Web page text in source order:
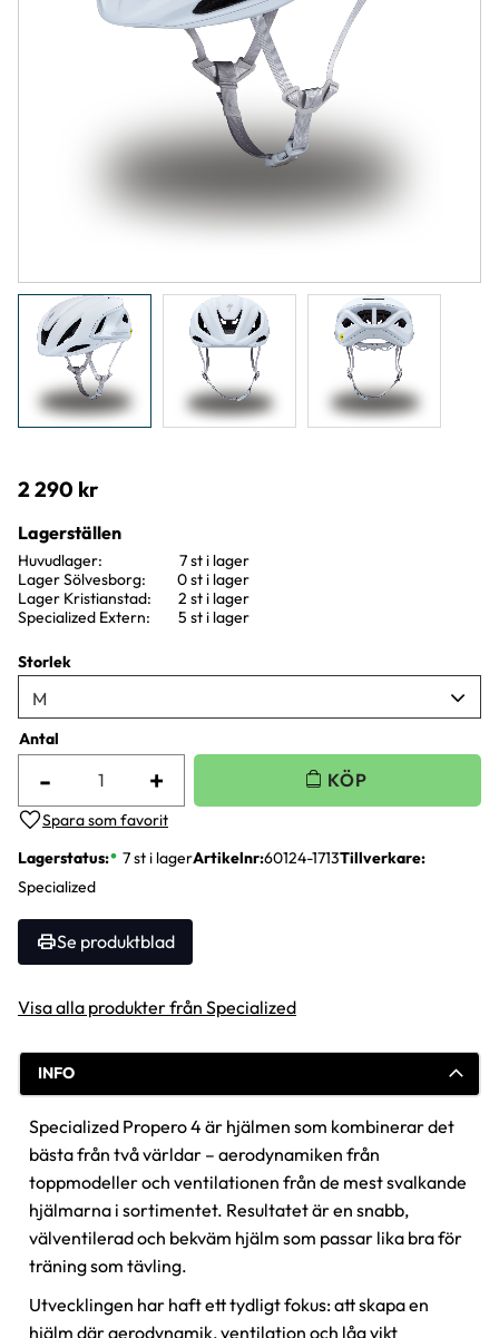
2 290 kr
Storlek
Antal
+
-
Lägg till i favoriter
Lagerstatus 7 st i lagerArtikelnr 60124-1713Tillverkare
Specialized
Se produktblad
Lagerställen
Huvudlager
7 st i lager
Lager Sölvesborg
0 st i lager
Lager Kristianstad
2 st i lager
Specialized Extern
5 st i lager
Visa alla produkter från Specialized
INFO
Specialized Propero 4 är hjälmen som kombinerar det
bästa från två världar – aerodynamiken från
toppmodeller och ventilationen från de mest svalkande
hjälmarna i sortimentet. Resultatet är en snabb,
välventilerad och bekväm hjälm som passar lika bra för
träning som tävling.
Utvecklingen har haft ett tydligt fokus: att skapa en
hjälm där aerodynamik, ventilation och låg vikt